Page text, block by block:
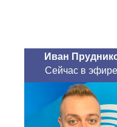
Иван
Сейчас в эфире